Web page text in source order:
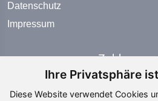
Ihre Privatsphäre
Diese Website verwendet Cookies
Datenschutz
Impressum